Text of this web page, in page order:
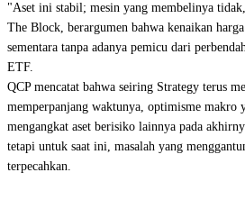
"Aset ini stabil; mesin yang membelinya
The Block, berargumen bahwa kenaikan
sementara tanpa adanya pemicu dari
ETF.
QCP mencatat bahwa seiring Strategy terus
memperpanjang waktunya, optimisme makro
mengangkat aset berisiko lainnya pada
tetapi untuk saat ini, masalah yang
terpecahkan.